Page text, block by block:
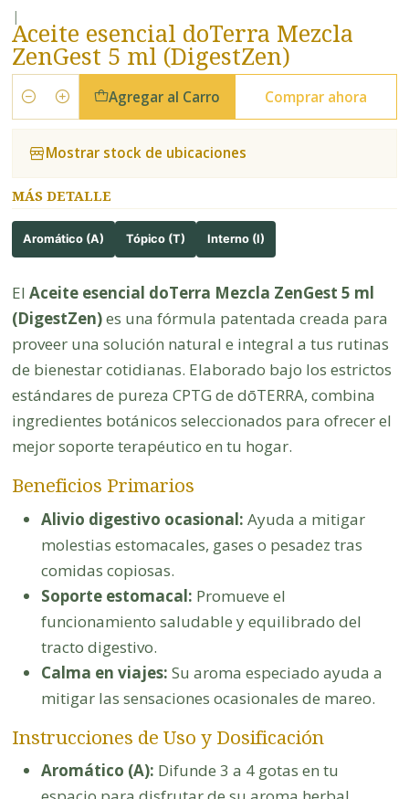
|
Aceite esencial doTerra Mezcla
ZenGest 5 ml (DigestZen)
Cantidad
Agregar al Carro Comprar ahora
Mostrar stock de ubicaciones
MÁS DETALLE
Aromático (A) Tópico (T) Interno (I)
El Aceite esencial doTerra Mezcla ZenGest 5 ml
(DigestZen)es una fórmula patentada creada para
proveer una solución natural e integral a tus rutinas
de bienestar cotidianas. Elaborado bajo los estrictos
estándares de pureza CPTG de dōTERRA, combina
ingredientes botánicos seleccionados para ofrecer el
mejor soporte terapéutico en tu hogar.
Beneficios Primarios
Alivio digestivo ocasional: Ayuda a mitigar
molestias estomacales, gases o pesadez tras
comidas copiosas.
Soporte estomacal: Promueve el
funcionamiento saludable y equilibrado del
tracto digestivo.
Calma en viajes: Su aroma especiado ayuda a
mitigar las sensaciones ocasionales de mareo.
Instrucciones de Uso y Dosificación
Aromático (A): Difunde 3 a 4 gotas en tu